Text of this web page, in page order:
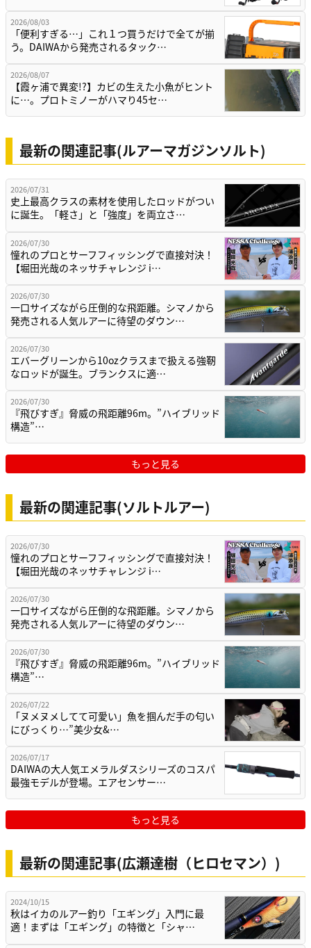
2026/08/03
「便利すぎる…」これ１つ買うだけで全てが揃
う。DAIWAから発売されるタック…
2026/08/07
【霞ヶ浦で異変!?】カビの生えた小魚がヒント
に…。プロトミノーがハマり45セ…
最新の関連記事(ルアーマガジンソルト)
2026/07/31
史上最高クラスの素材を使用したロッドがつい
に誕生。「軽さ」と「強度」を両立さ…
2026/07/30
憧れのプロとサーフフィッシングで直接対決！
【堀田光哉のネッサチャレンジ i…
2026/07/30
一口サイズながら圧倒的な飛距離。シマノから
発売される人気ルアーに待望のダウン…
2026/07/30
エバーグリーンから10ozクラスまで扱える強靭
なロッドが誕生。ブランクスに適…
2026/07/30
『飛びすぎ』脅威の飛距離96m。”ハイブリッド
構造”…
もっと見る
最新の関連記事(ソルトルアー)
2026/07/30
憧れのプロとサーフフィッシングで直接対決！
【堀田光哉のネッサチャレンジ i…
2026/07/30
一口サイズながら圧倒的な飛距離。シマノから
発売される人気ルアーに待望のダウン…
2026/07/30
『飛びすぎ』脅威の飛距離96m。”ハイブリッド
構造”…
2026/07/22
「ヌメヌメしてて可愛い」魚を掴んだ手の匂い
にびっくり…”美少女&…
2026/07/17
DAIWAの大人気エメラルダスシリーズのコスパ
最強モデルが登場。エアセンサー…
もっと見る
最新の関連記事(広瀬達樹（ヒロセマン）)
2024/10/15
秋はイカのルアー釣り「エギング」入門に最
適！まずは「エギング」の特徴と「シャ…